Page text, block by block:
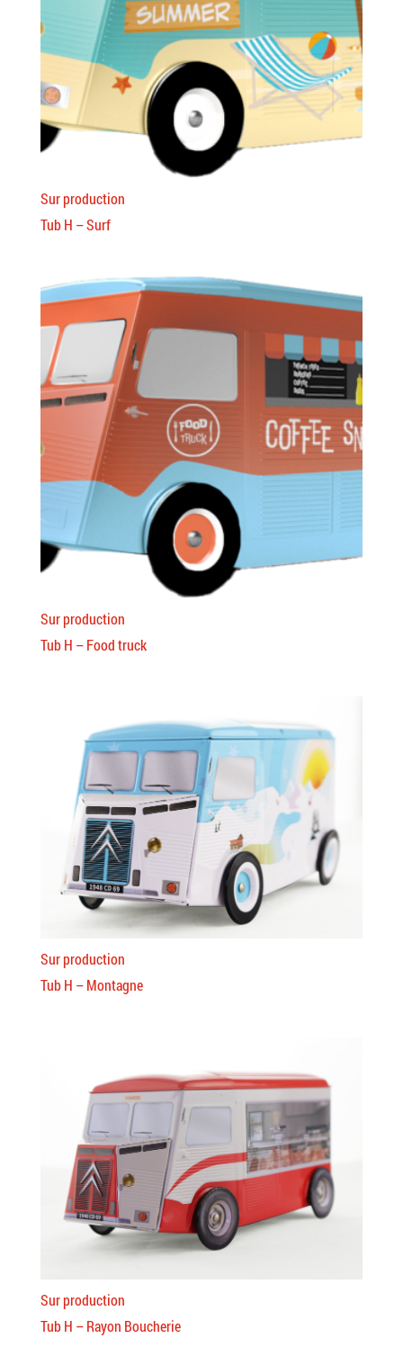
Sur production
Tub H – Surf
Sur production
Tub H – Food truck
Sur production
Tub H – Montagne
Sur production
Tub H – Rayon Boucherie